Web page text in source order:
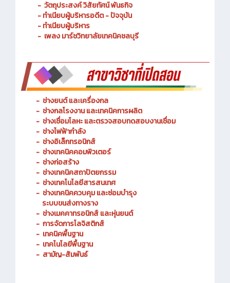
- ประวัติความเป็นมา
- วัตถุประสงค์ วิสัยทัศน์ พันธกิจ
- ทำเนียบผู้บริหารอดีต - ปัจจุบัน
- ทำเนียบผู้บริหาร
- ช่างยนต์ และเครื่องกล
- ช่างกลโรงงาน และเทคนิคการผลิต
- ช่างเชื่อมโลหะ และตรวจสอบทดสอบงานเชื่อม
- ช่างไฟฟ้ากำลัง
- ช่างอิเล็กทรอนิกส์
- ช่างเทคนิคคอมพิวเตอร์
- ช่างก่อสร้าง
- ช่างเทคนิคสถาปัตยกรรม
- ช่างเทคโนโลยีสารสนเทศ
ช่างเทคนิคควบคุม และซ่อมบำรุง
ระบบขนส่งทางราง
- ช่างเมคคาทรอนิกส์ และหุ่นยนต์
- การจัดการโลจิสติกส์
- เทคนิคพื้นฐาน
- เทคโนโลยีพื้นฐาน